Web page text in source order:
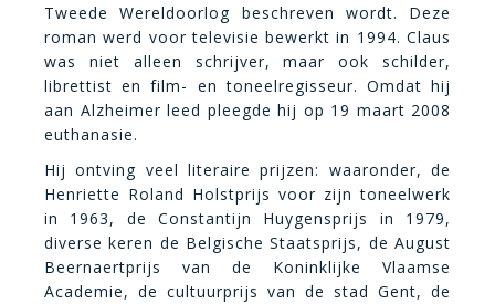
Tweede Wereldoorlog beschreven wordt. Deze
roman werd voor televisie bewerkt in 1994. Claus
was niet alleen schrijver, maar ook schilder,
librettist en film- en toneelregisseur. Omdat hij
aan Alzheimer leed pleegde hij op 19 maart 2008
euthanasie.
Hij ontving veel literaire prijzen: waaronder, de
Henriette Roland Holstprijs voor zijn toneelwerk
in 1963, de Constantijn Huygensprijs in 1979,
diverse keren de Belgische Staatsprijs, de August
Beernaertprijs van de Koninklijke Vlaamse
Academie, de cultuurprijs van de stad Gent, de